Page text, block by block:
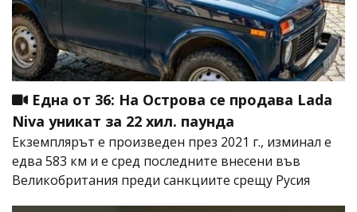
Една от 36: На Острова се продава Lada
Niva уникат за 22 хил. паунда
Екземплярът е произведен през 2021 г., изминал е
едва 583 км и е сред последните внесени във
Великобритания преди санкциите срещу Русия